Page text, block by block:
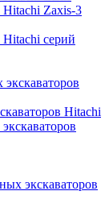
Hitachi Zaxis-3
Hitachi серий
Hitachi
экскаваторов